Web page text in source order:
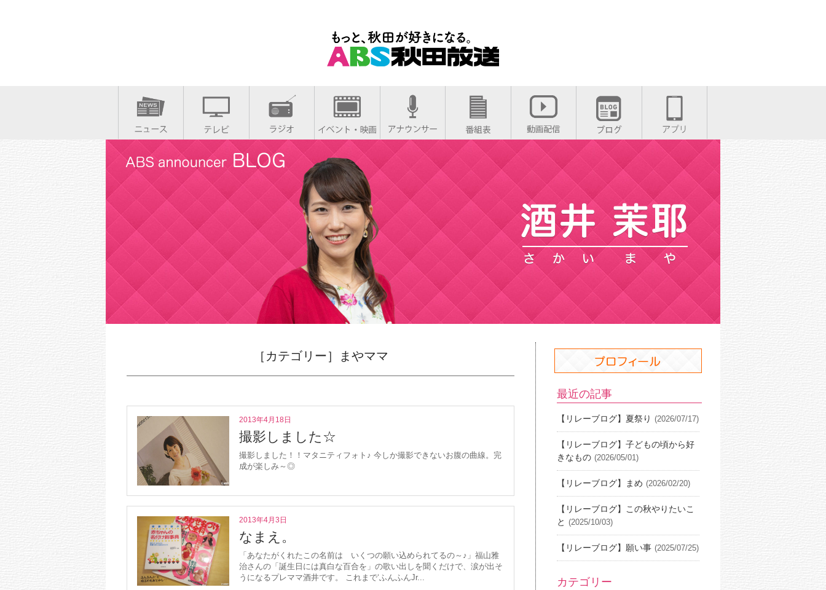
［カテゴリー］まやママ
2013年4月18日
撮影しました☆
撮影しました！！マタニティフォト♪ 今しか撮影できないお腹の曲線。完
成が楽しみ～◎
2013年4月3日
なまえ。
「あなたがくれたこの名前は いくつの願い込められてるの～♪」福山雅
治さんの「誕生日には真白な百合を」の歌い出しを聞くだけで、涙が出そ
うになるプレママ酒井です。 これまで‘ふんふんJr...
最近の記事
【リレーブログ】夏祭り (2026/07/17)
【リレーブログ】子どもの頃から好
きなもの (2026/05/01)
【リレーブログ】まめ (2026/02/20)
【リレーブログ】この秋やりたいこ
と (2025/10/03)
【リレーブログ】願い事 (2025/07/25)
カテゴリー